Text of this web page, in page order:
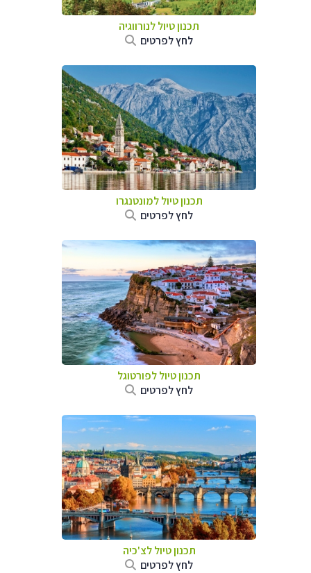
תכנון טיול לנורווגיה
לחץ לפרטים
תכנון טיול למונטנגרו
לחץ לפרטים
תכנון טיול לפורטוגל
לחץ לפרטים
תכנון טיול לצ'כיה
לחץ לפרטים